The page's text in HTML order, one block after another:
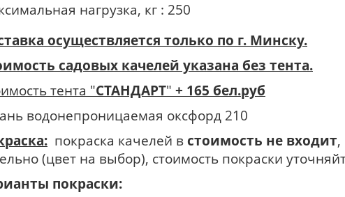
нагрузка, кг : 250
осуществляется только по г. Минску.
садовых качелей указана без тента.
тента "СТАНДАРТ" + 165 бел.руб
водонепроницаемая оксфорд 210
покраска качелей в стоимость не входит,
(цвет на выбор), стоимость покраски
покраски: